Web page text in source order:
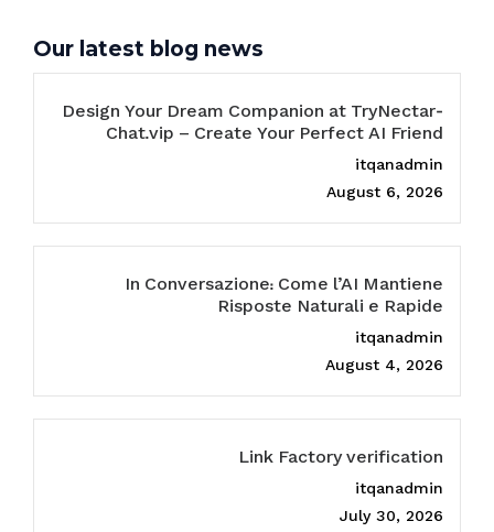
Our latest blog news
Design Your Dream Companion at TryNectar-
Chat.vip – Create Your Perfect AI Friend
itqanadmin
August 6, 2026
In Conversazione: Come l’AI Mantiene
Risposte Naturali e Rapide
itqanadmin
August 4, 2026
Link Factory verification
itqanadmin
July 30, 2026